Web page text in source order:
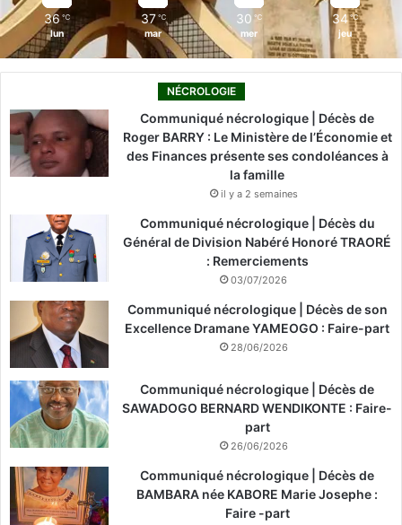
36 ℃
lun
37 ℃
mar
30 ℃
mer
34 ℃
jeu
NÉCROLOGIE
Communiqué nécrologique | Décès de
Roger BARRY : Le Ministère de l’Économie et
des Finances présente ses condoléances à
la famille
il y a 2 semaines
Communiqué nécrologique | Décès du
Général de Division Nabéré Honoré TRAORÉ
: Remerciements
03/07/2026
Communiqué nécrologique | Décès de son
Excellence Dramane YAMEOGO : Faire-part
28/06/2026
Communiqué nécrologique | Décès de
SAWADOGO BERNARD WENDIKONTE : Faire-
part
26/06/2026
Communiqué nécrologique | Décès de
BAMBARA née KABORE Marie Josephe :
Faire -part